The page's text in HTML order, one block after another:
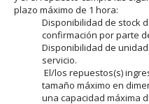
plazo máximo de 1 hora:
Disponibilidad de stock
confirmación por parte
Disponibilidad de
servicio.
El/los repuestos(s)
tamaño máximo en
una capacidad máxima